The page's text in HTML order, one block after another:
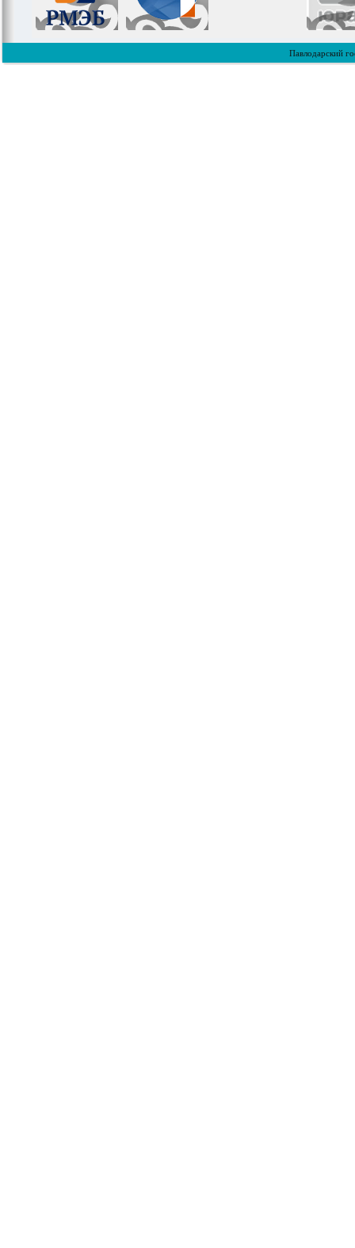
Павлодарский